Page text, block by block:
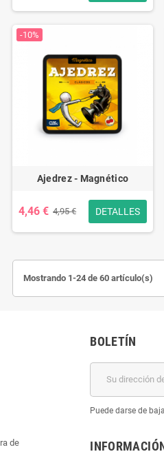
-10%
Ajedrez - Magnético
4,46 € 4,95 € DETALLES
Mostrando 1-24 de 60 artículo(s)
de
BOLETÍN
Puede darse de